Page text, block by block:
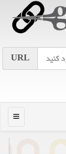
URL
منو